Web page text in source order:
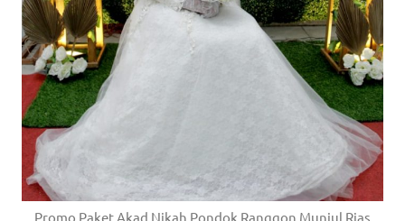
Promo Paket Akad Nikah Pondok Ranggon Munjul Rias